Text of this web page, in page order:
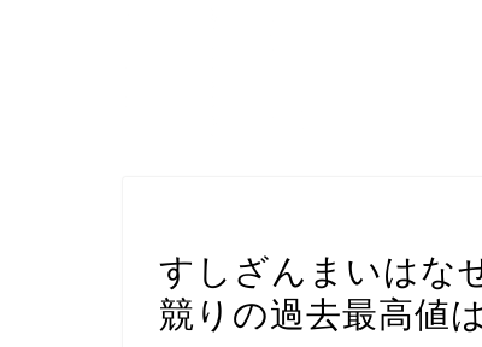
すしざんまいはな
競りの過去最高値